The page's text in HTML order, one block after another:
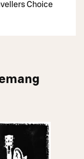
Choice